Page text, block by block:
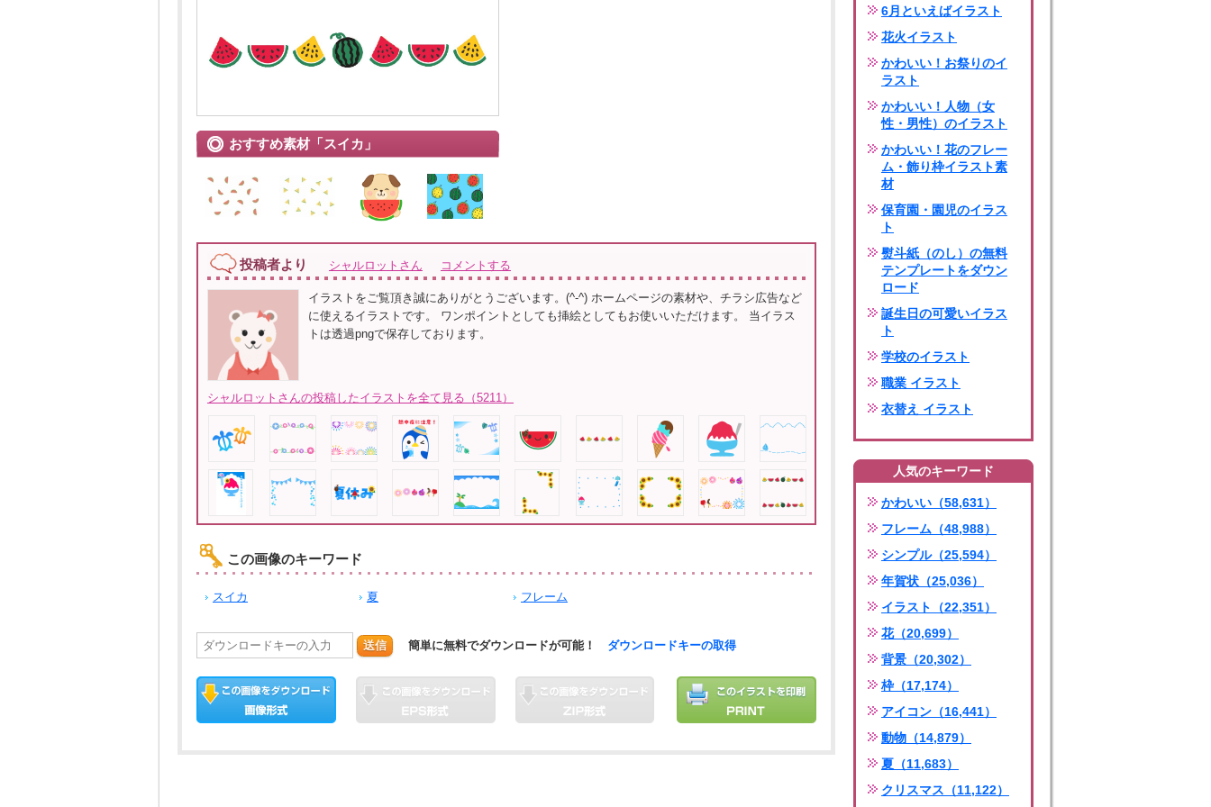
おすすめ素材「スイカ」
投稿者より シャルロットさん コメントする
イラストをご覧頂き誠にありがとうございます。(^-^) ホームページの素材や、チラシ広告など
に使えるイラストです。 ワンポイントとしても挿絵としてもお使いいただけます。 当イラス
トは透過pngで保存しております。
シャルロットさんの投稿したイラストを全て見る（5211）
この画像のキーワード
スイカ 夏 フレーム
送信 簡単に無料でダウンロードが可能！ ダウンロードキーの取得
6月といえばイラスト
花火イラスト
かわいい！お祭りのイ
ラスト
かわいい！人物（女
性・男性）のイラスト
かわいい！花のフレー
ム・飾り枠イラスト素
材
保育園・園児のイラス
ト
熨斗紙（のし）の無料
テンプレートをダウン
ロード
誕生日の可愛いイラス
ト
学校のイラスト
職業 イラスト
衣替え イラスト
人気のキーワード
かわいい（58,631）
フレーム（48,988）
シンプル（25,594）
年賀状（25,036）
イラスト（22,351）
花（20,699）
背景（20,302）
枠（17,174）
アイコン（16,441）
動物（14,879）
夏（11,683）
クリスマス（11,122）